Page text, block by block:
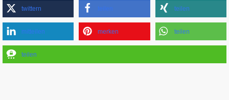
twittern teilen teilen
mitteilen merken teilen
teilen